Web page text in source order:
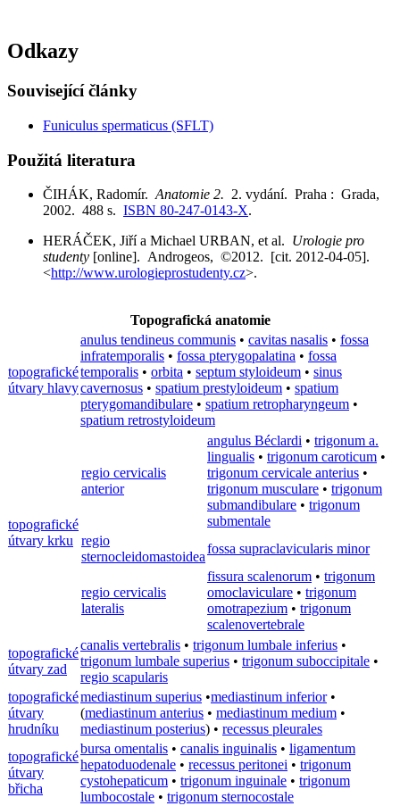
Odkazy
Související články
Funiculus spermaticus (SFLT)
Použitá literatura
ČIHÁK, Radomír. Anatomie 2. 2. vydání. Praha : Grada,
2002. 488 s. ISBN 80-247-0143-X.
HERÁČEK, Jiří a Michael URBAN, et al. Urologie pro
studenty [online]. Androgeos, ©2012. [cit. 2012-04-05].
<http://www.urologieprostudenty.cz>.
Topografická anatomie
topografické
útvary hlavy
anulus tendineus communis • cavitas nasalis • fossa
infratemporalis • fossa pterygopalatina • fossa
temporalis • orbita • septum styloideum • sinus
cavernosus • spatium prestyloideum • spatium
pterygomandibulare • spatium retropharyngeum •
spatium retrostyloideum
topografické
útvary krku
regio cervicalis
anterior
angulus Béclardi • trigonum a.
lingualis • trigonum caroticum •
trigonum cervicale anterius •
trigonum musculare • trigonum
submandibulare • trigonum
submentale
regio
sternocleidomastoidea
fossa supraclavicularis minor
regio cervicalis
lateralis
fissura scalenorum • trigonum
omoclaviculare • trigonum
omotrapezium • trigonum
scalenovertebrale
topografické
útvary zad
canalis vertebralis • trigonum lumbale inferius •
trigonum lumbale superius • trigonum suboccipitale •
regio scapularis
topografické
útvary
hrudníku
mediastinum superius •mediastinum inferior•
(mediastinum anterius • mediastinum medium •
mediastinum posterius) • recessus pleurales
topografické
útvary
břicha
bursa omentalis • canalis inguinalis • ligamentum
hepatoduodenale • recessus peritonei • trigonum
cystohepaticum • trigonum inguinale • trigonum
lumbocostale • trigonum sternocostale